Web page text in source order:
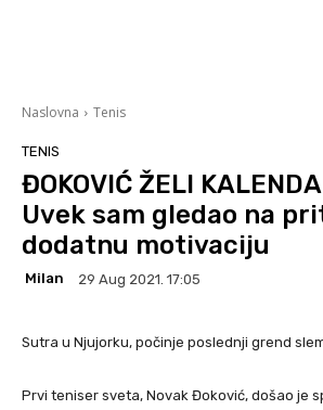
Naslovna Tenis
TENIS
ĐOKOVIĆ ŽELI
Uvek sam gledao na
dodatnu motivaciju
Milan 29 Aug 2021. 17:05
Sutra u Njujorku, počinje poslednji grend
Prvi teniser sveta, Novak Đoković, došao je